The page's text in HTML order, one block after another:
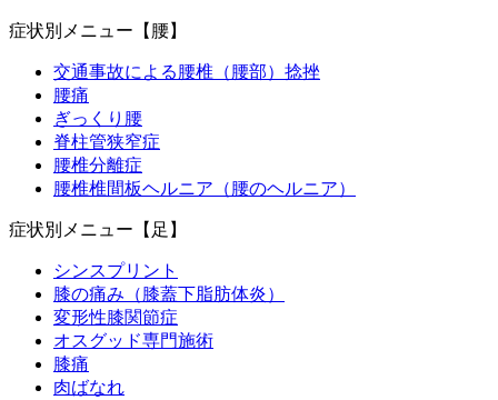
症状別メニュー【腰】
交通事故による腰椎（腰部）捻挫
腰痛
ぎっくり腰
脊柱管狭窄症
腰椎分離症
腰椎椎間板ヘルニア（腰のヘルニア）
症状別メニュー【足】
シンスプリント
膝の痛み（膝蓋下脂肪体炎）
変形性膝関節症
オスグッド専門施術
膝痛
肉ばなれ